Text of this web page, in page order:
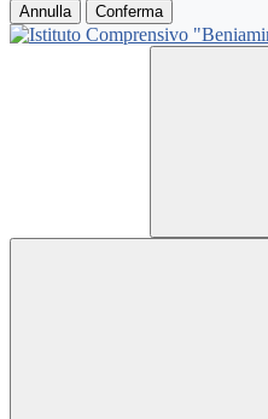
Annulla Conferma